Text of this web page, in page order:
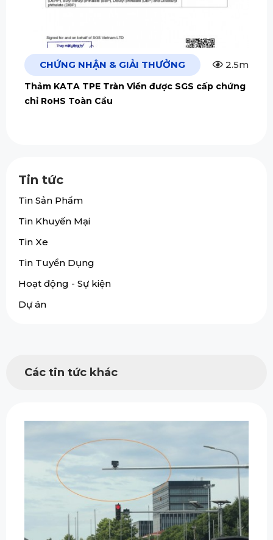
CHỨNG NHẬN & GIẢI THƯỞNG 2.5m
Thảm KATA TPE Tràn Viền được SGS cấp chứng
chỉ RoHS Toàn Cầu
Tin tức
Tin Sản Phẩm
Tin Khuyến Mại
Tin Xe
Tin Tuyển Dụng
Hoạt động - Sự kiện
Dự án
Các tin tức khác